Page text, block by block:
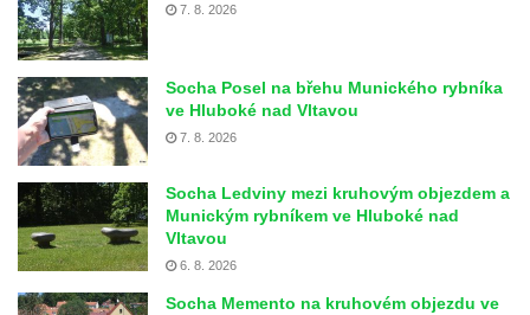
7. 8. 2026
Socha Posel na břehu Munického rybníka
ve Hluboké nad Vltavou
7. 8. 2026
Socha Ledviny mezi kruhovým objezdem a
Munickým rybníkem ve Hluboké nad
Vltavou
6. 8. 2026
Socha Memento na kruhovém objezdu ve